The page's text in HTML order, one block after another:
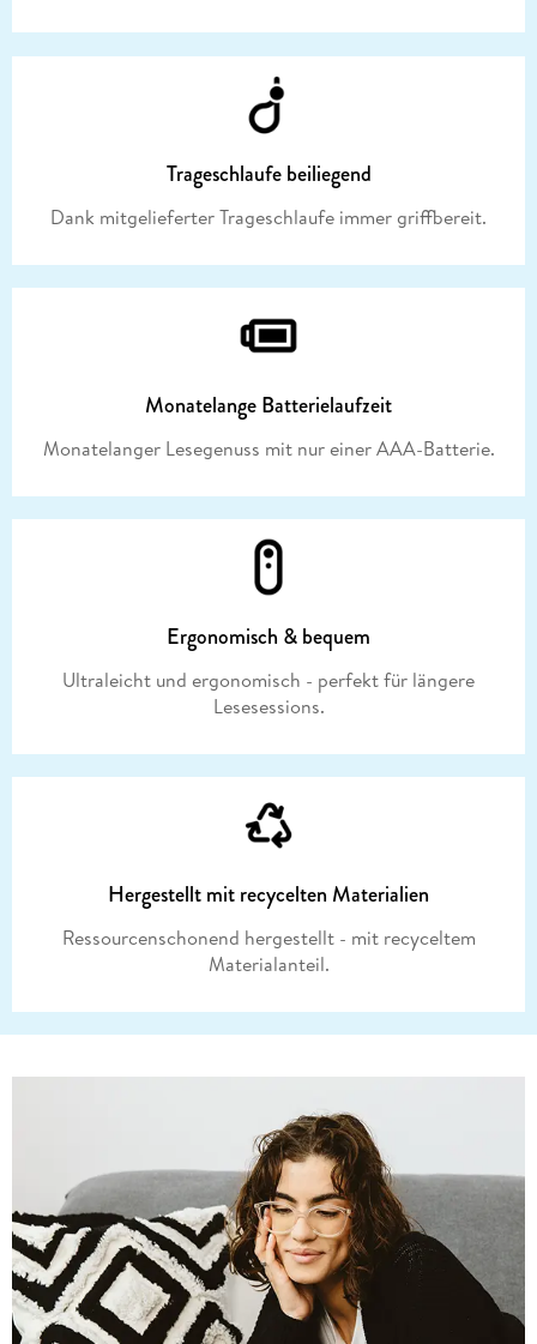
Trageschlaufe beiliegend
Dank mitgelieferter Trageschlaufe immer griffbereit.
Monatelange Batterielaufzeit
Monatelanger Lesegenuss mit nur einer AAA-Batterie.
Ergonomisch & bequem
Ultraleicht und ergonomisch - perfekt für längere
Lesesessions.
Hergestellt mit recycelten Materialien
Ressourcenschonend hergestellt - mit recyceltem
Materialanteil.